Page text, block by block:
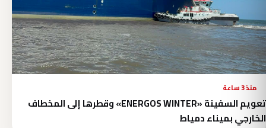
منذ 3 ساعة
تعويم السفينة «ENERGOS WINTER» وقطرها إلى المخطاف
الخارجي بميناء دمياط